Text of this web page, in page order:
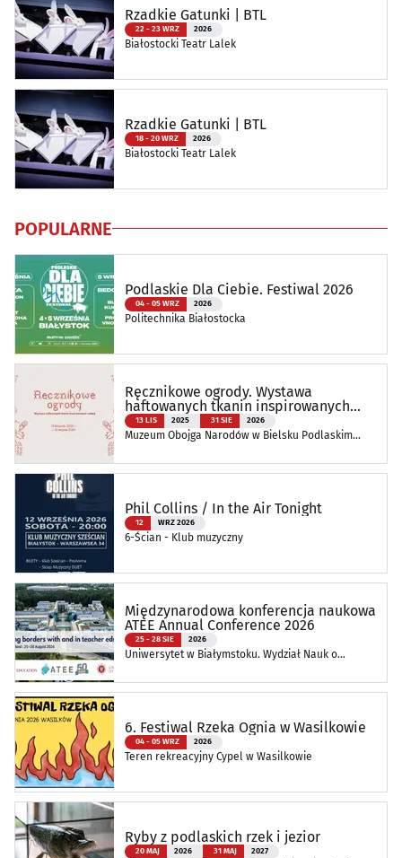
Rzadkie Gatunki | BTL
22 - 23 WRZ 2026
Białostocki Teatr Lalek
Rzadkie Gatunki | BTL
18 - 20 WRZ 2026
Białostocki Teatr Lalek
POPULARNE
Podlaskie Dla Ciebie. Festiwal 2026
04 - 05 WRZ 2026
Politechnika Białostocka
Ręcznikowe ogrody. Wystawa
haftowanych tkanin inspirowanych
naturą
13 LIS 2025 31 SIE 2026
Muzeum Obojga Narodów w Bielsku Podlaskim
Phil Collins / In the Air Tonight
12 WRZ 2026
6-Ścian - Klub muzyczny
Międzynarodowa konferencja naukowa
ATEE Annual Conference 2026
25 - 28 SIE 2026
Uniwersytet w Białymstoku. Wydział Nauk o
6. Festiwal Rzeka Ognia w Wasilkowie
04 - 05 WRZ 2026
Teren rekreacyjny Cypel w Wasilkowie
Ryby z podlaskich rzek i jezior
20 MAJ 2026 31 MAJ 2027